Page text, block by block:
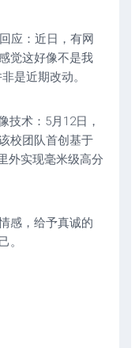
应：近日，有网
觉这好像不是我
是近期改动。
技术：5月12日，
校团队首创基于
外实现毫米级高分
感，给予真诚的
。